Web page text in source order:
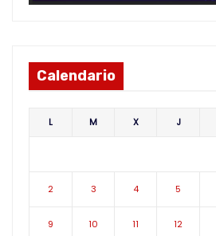
Calendario
L M X J
2 3 4 5
9 10 11 12